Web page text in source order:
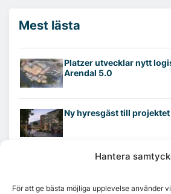
Hantera
För att ge bästa möjliga upplevelse använder
Mest lästa
Platzer utvecklar nytt
Arendal 5.0
Ny hyresgäst till projektet
7A återöppnar